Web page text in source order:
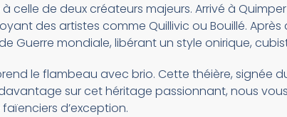
celle de deux créateurs majeurs. Arrivé à
des artistes comme Quillivic ou Bouillé.
Guerre mondiale, libérant un style onirique,
le flambeau avec brio. Cette théière,
sur cet héritage passionnant, nous
d’exception.